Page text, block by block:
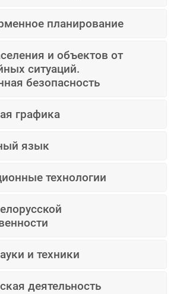
планирование
и объектов от
ситуаций.
безопасность
графика
язык
технологии
и техники
деятельность